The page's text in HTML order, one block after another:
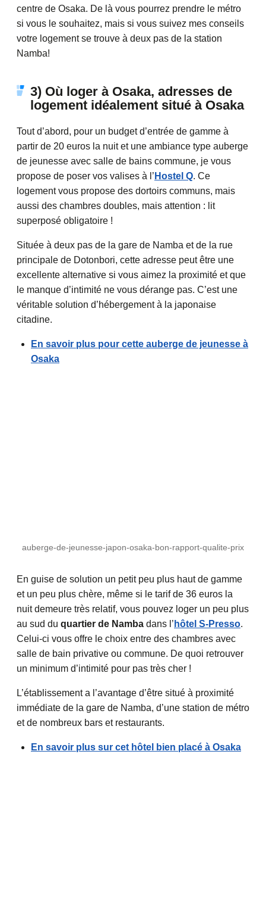
centre de Osaka. De là vous pourrez prendre le métro
si vous le souhaitez, mais si vous suivez mes conseils
votre logement se trouve à deux pas de la station
Namba!
3) Où loger à Osaka, adresses de
logement idéalement situé à Osaka
Tout d’abord, pour un budget d’entrée de gamme à
partir de 20 euros la nuit et une ambiance type auberge
de jeunesse avec salle de bains commune, je vous
propose de poser vos valises à l’ Hostel Q. Ce
logement vous propose des dortoirs communs, mais
aussi des chambres doubles, mais attention : lit
superposé obligatoire !
Située à deux pas de la gare de Namba et de la rue
principale de Dotonbori, cette adresse peut être une
excellente alternative si vous aimez la proximité et que
le manque d’intimité ne vous dérange pas. C’est une
véritable solution d’hébergement à la japonaise
citadine.
En savoir plus pour cette auberge de jeunesse à
Osaka
auberge-de-jeunesse-japon-osaka-bon-rapport-qualite-prix
En guise de solution un petit peu plus haut de gamme
et un peu plus chère, même si le tarif de 36 euros la
nuit demeure très relatif, vous pouvez loger un peu plus
au sud du quartier de Namba dans l’ hôtel S-Presso.
Celui-ci vous offre le choix entre des chambres avec
salle de bain privative ou commune. De quoi retrouver
un minimum d’intimité pour pas très cher !
L’établissement a l’avantage d’être situé à proximité
immédiate de la gare de Namba, d’une station de métro
et de nombreux bars et restaurants.
En savoir plus sur cet hôtel bien placé à Osaka